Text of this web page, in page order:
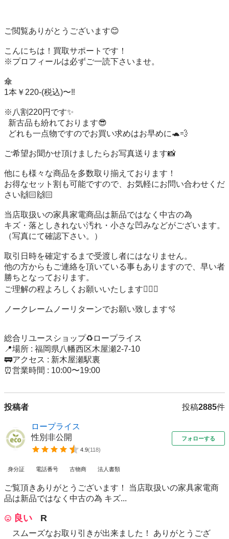
ご閲覧ありがとうございます😊
こんにちは！買取サポートです！
※プロフィールは必ずご一読下さいませ。
傘
1本￥220-(税込)〜‼️
※八割220円です✨️
ご希望お聞かせ頂けましたらお写真送ります📸
他にも様々な商品を多数取り揃えております！
お得なセット割も可能です︎ので、お気軽にお問い合わせくだ
さい🙌🏻🙌🏻
当店取扱いの家具家電商品は新品ではなく中古の為
キズ・落としきれない汚れ・小さな凹みなどがございます。
（写真にて確認下さい。）
取引日時を確定するまで受渡し者にはなりません。
他の方からもご連絡を頂いている事もありますので、早い者
勝ちとなっております。
ご理解の程よろしくお願いいたします🙇🏻‍♀️
ノークレームノーリターンでお願い致します🫧
総合リユースショップ♻️ロープライス
📍場所 : 福岡県八幡西区木屋瀬2-7-10
🚃アクセス : 新木屋瀬駅裏
⏰営業時間 : 10:00〜19:00
投稿者 投稿2885件
ロープライス
性別非公開
4.9(118)
フォローする
身分証 電話番号 古物商 法人書類
ご覧頂きありがとうございます！ 当店取扱いの家具家電商
品は新品ではなく中古の為 キズ...
良い R
スムーズなお取り引きが出来ました！ ありがとうござ